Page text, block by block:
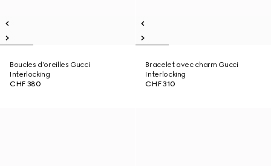
Boucles d’oreilles Gucci
Interlocking
CHF 380
Bracelet avec charm Gucci
Interlocking
CHF 310